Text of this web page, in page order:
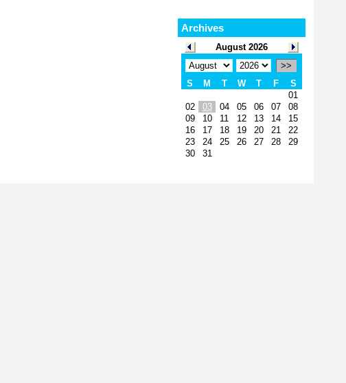
Archives
August 2026
>>
S
M T W T F
S
01
02
03 04 05 06 07
08
09
10 11 12 13 14
15
16
17 18 19 20 21
22
23
24 25 26 27 28
29
30
31